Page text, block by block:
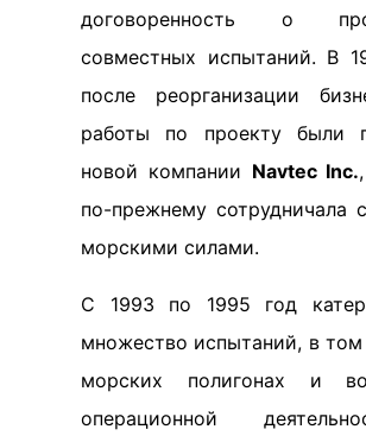
договоренность о
совместных испытаний. В
после реорганизации
работы по проекту были
новой компании Navtec Inc.
по-прежнему сотрудничала
морскими силами.
С 1993 по 1995 год
множество испытаний, в том
морских полигонах и
операционной